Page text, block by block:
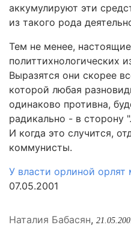
аккумулируют эти
из такого рода
Тем не менее,
политтихнологических
Выразятся они скорее
которой любая
одинаково противна,
радикально - в сторону
И когда это случится,
коммунисты.
У власти орлиной орлят
07.05.2001
Наталия Бабасян,